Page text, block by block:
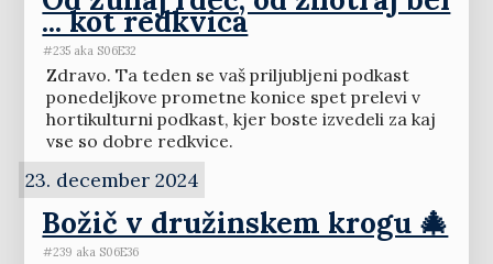
... kot redkvica
#235 aka S06E32
Zdravo. Ta teden se vaš priljubljeni podkast
ponedeljkove prometne konice spet prelevi v
hortikulturni podkast, kjer boste izvedeli za kaj
vse so dobre redkvice.
23. december 2024
Božič v družinskem krogu 🎄
#239 aka S06E36